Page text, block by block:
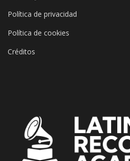
Política de privacidad
Política de cookies
Créditos